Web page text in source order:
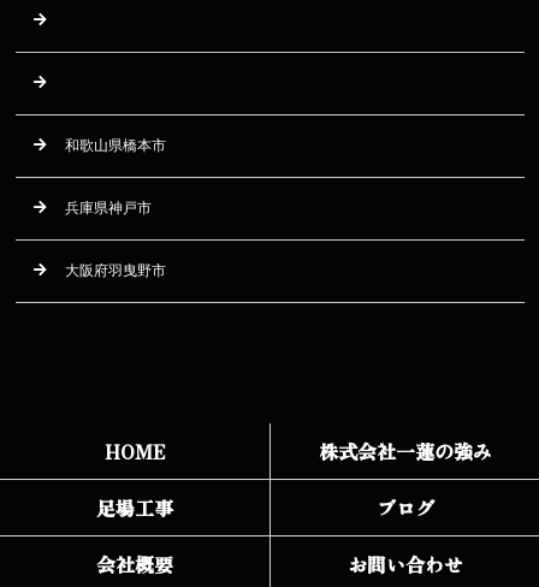
和歌山県橋本市
兵庫県神戸市
大阪府羽曳野市
HOME
株式会社一蓮の強み
足場工事
ブログ
会社概要
お問い合わせ